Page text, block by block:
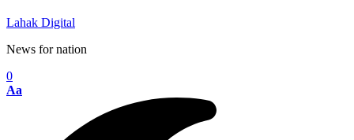
Lahak Digital
News for nation
0
Aa